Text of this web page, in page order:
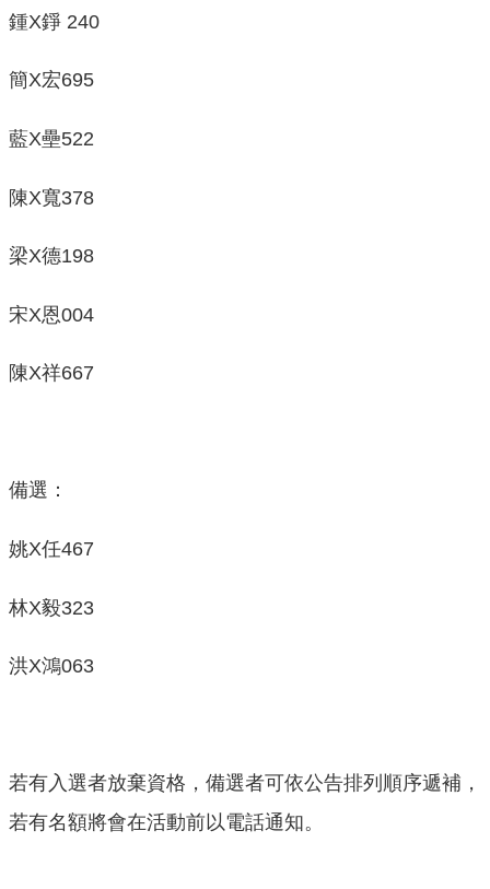
鍾X錚 240
簡X宏695
藍X壘522
陳X寬378
梁X德198
宋X恩004
陳X祥667
備選：
姚X任467
林X毅323
洪X鴻063
若有入選者放棄資格，備選者可依公告排列順序遞補，
若有名額將會在活動前以電話通知。